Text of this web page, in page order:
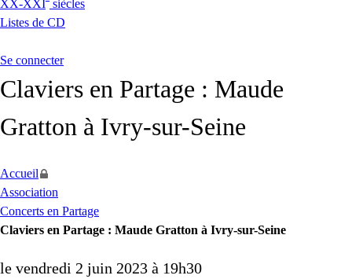
XX-XXI siècles
Listes de CD
Se connecter
Claviers en Partage : Maude
Gratton à Ivry-sur-Seine
Accueil
Association
Concerts en Partage
Claviers en Partage : Maude Gratton à Ivry-sur-Seine
le vendredi 2 juin 2023 à 19h30